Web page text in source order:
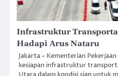
Infrastruktur
Hadapi Arus Nataru
Jakarta – Kementerian
kesiapan infrastruktur